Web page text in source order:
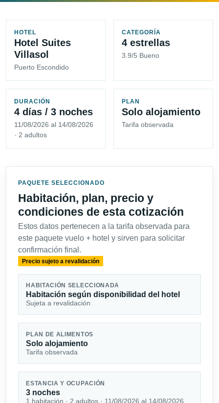
HOTEL
Hotel Suites
Villasol
Puerto Escondido
CATEGORÍA
4 estrellas
3.9/5 Bueno
DURACIÓN
4 días / 3 noches
11/08/2026 al 14/08/2026
· 2 adultos
PLAN
Solo alojamiento
Tarifa observada
PAQUETE SELECCIONADO
Habitación, plan, precio y
condiciones de esta cotización
Estos datos pertenecen a la tarifa observada para
este paquete vuelo + hotel y sirven para solicitar
confirmación final.
Precio sujeto a revalidación
HABITACIÓN SELECCIONADA
Habitación según disponibilidad del hotel
Sujeta a revalidación
PLAN DE ALIMENTOS
Solo alojamiento
Tarifa observada
ESTANCIA Y OCUPACIÓN
3 noches
1 habitación · 2 adultos · 11/08/2026 al 14/08/2026